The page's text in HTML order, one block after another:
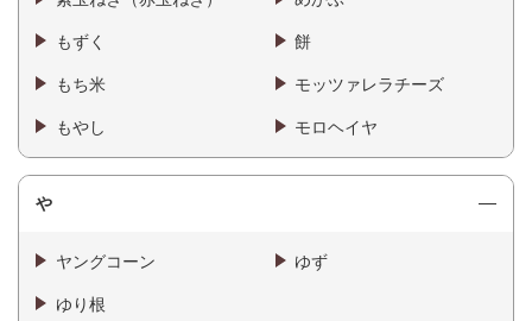
もずく 餅
もち米 モッツァレラチーズ
もやし モロヘイヤ
や
ヤングコーン ゆず
ゆり根